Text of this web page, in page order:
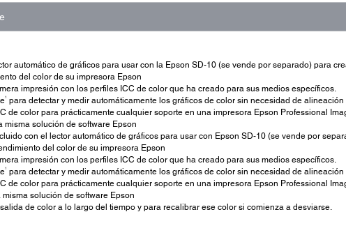
automático de gráficos para usar con la Epson SD-10 (se vende por separado) para
del color de su impresora Epson
impresión con los perfiles ICC de color que ha creado para sus medios específicos.
1
para detectar y medir automáticamente los gráficos de color sin necesidad de alineación
de color para prácticamente cualquier soporte en una impresora Epson Professional
solución de software Epson
con el lector automático de gráficos para usar con Epson SD-10 (se vende por
del color de su impresora Epson
impresión con los perfiles ICC de color que ha creado para sus medios específicos.
1
para detectar y medir automáticamente los gráficos de color sin necesidad de alineación
de color para prácticamente cualquier soporte en una impresora Epson Professional
solución de software Epson
de color a lo largo del tiempo y para recalibrar ese color si comienza a desviarse.